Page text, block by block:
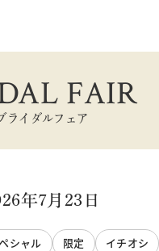
FAIR
ライダルフェア
年7月23日
シャル 限定 イチオシ